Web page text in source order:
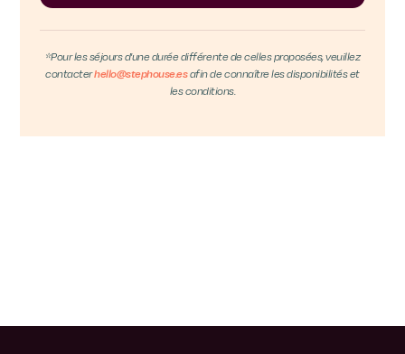
*Pour les séjours d'une durée différente de celles proposées, veuillez
contacterhello@stephouse.esafin de connaître les disponibilités et
les conditions.